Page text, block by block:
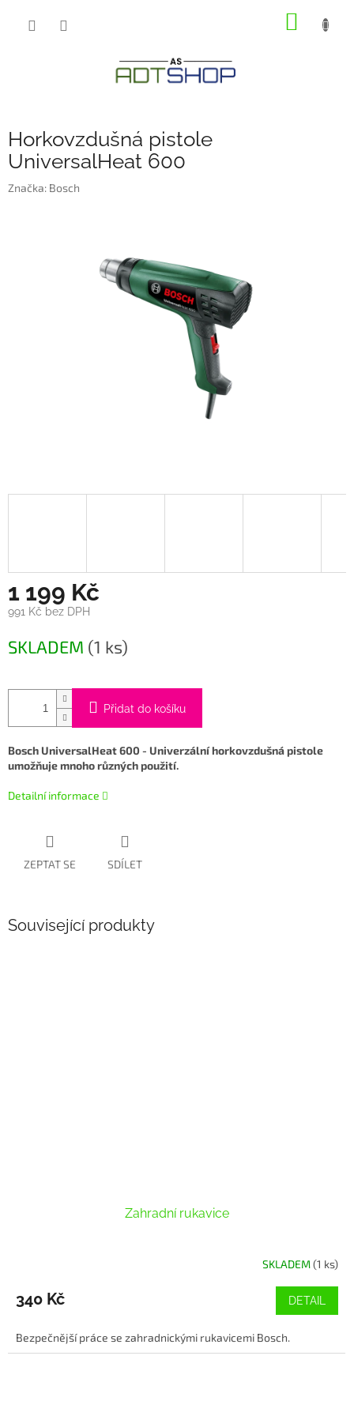
Horkovzdušná pistole
UniversalHeat 600
Značka: Bosch
1 199 Kč
991 Kč bez DPH
cena:
SKLADEM (1 ks)
Přidat do košíku
Bosch UniversalHeat 600 - Univerzální horkovzdušná pistole
umožňuje mnoho různých použití.
Detailní informace
ZEPTAT SE SDÍLET
Související produkty
Zahradní rukavice
SKLADEM(1 ks)
340 Kč DETAIL
Bezpečnější práce se zahradnickými rukavicemi Bosch.